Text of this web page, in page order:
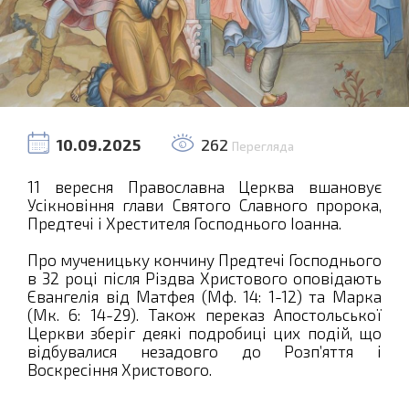
10.09.2025 262 Перегляда
11 вересня Православна Церква вшановує
Усікновіння глави Святого Славного пророка,
Предтечі і Хрестителя Господнього Іоанна.
Про мученицьку кончину Предтечі Господнього
в 32 році після Різдва Христового оповідають
Євангелія від Матфея (Мф. 14: 1-12) та Марка
(Мк. 6: 14-29). Також переказ Апостольської
Церкви зберіг деякі подробиці цих подій, що
відбувалися незадовго до Розп’яття і
Воскресіння Христового.